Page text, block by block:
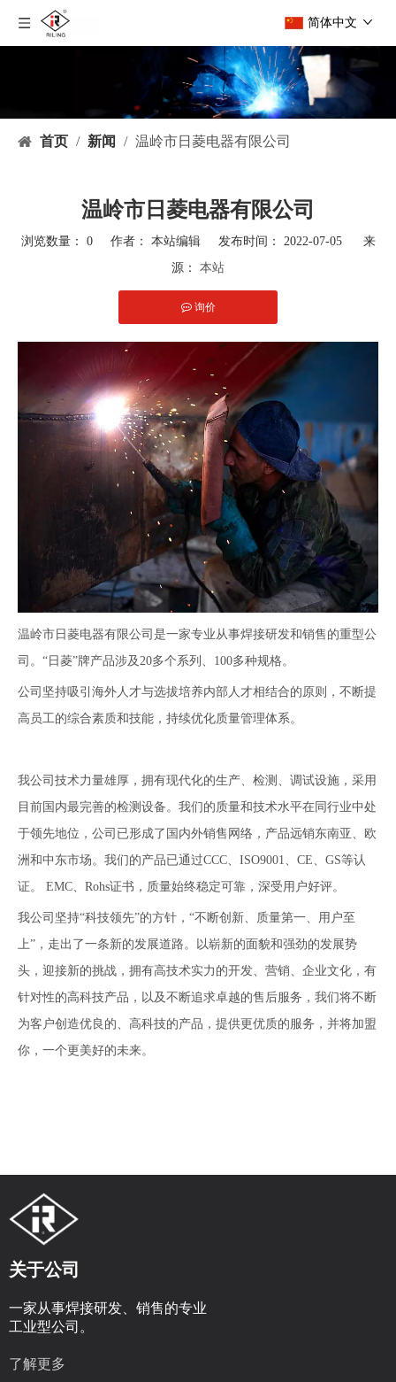
简体中文
首页 / 新闻 / 温岭市日菱电器有限公司
温岭市日菱电器有限公司
浏览数量： 0作者： 本站编辑 发布时间： 2022-07-05 来
源： 本站
询价
["facebook","twitter","line","wechat","linkedin","pinterest"]
温岭市日菱电器有限公司是一家专业从事焊接研发和销售的重型公
司。“日菱”牌产品涉及20多个系列、100多种规格。
公司坚持吸引海外人才与选拔培养内部人才相结合的原则，不断提
高员工的综合素质和技能，持续优化质量管理体系。
我公司技术力量雄厚，拥有现代化的生产、检测、调试设施，采用
目前国内最完善的检测设备。我们的质量和技术水平在同行业中处
于领先地位，公司已形成了国内外销售网络，产品远销东南亚、欧
洲和中东市场。我们的产品已通过CCC、ISO9001、CE、GS等认
证。 EMC、Rohs证书，质量始终稳定可靠，深受用户好评。
我公司坚持“科技领先”的方针，“不断创新、质量第一、用户至
上”，走出了一条新的发展道路。以崭新的面貌和强劲的发展势
头，迎接新的挑战，拥有高技术实力的开发、营销、企业文化，有
针对性的高科技产品，以及不断追求卓越的售后服务，我们将不断
为客户创造优良的、高科技的产品，提供更优质的服务，并将加盟
你，一个更美好的未来。
关于公司
一家从事焊接研发、销售的专业
工业型公司。
了解更多